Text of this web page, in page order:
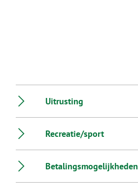
Uitrusting
Recreatie/sport
Betalingsmogelijkheden